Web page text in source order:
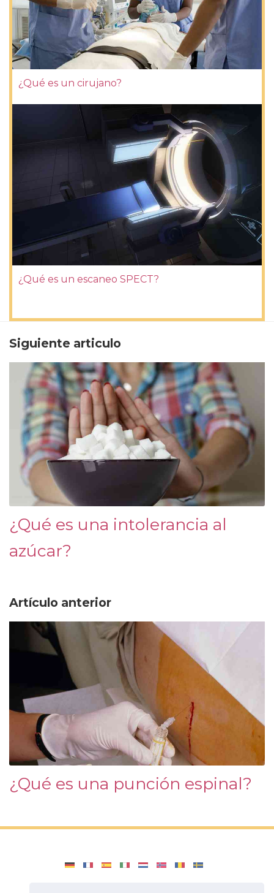
¿Qué es un cirujano?
¿Qué es un escaneo SPECT?
Siguiente articulo
¿Qué es una intolerancia al
azúcar?
Artículo anterior
¿Qué es una punción espinal?